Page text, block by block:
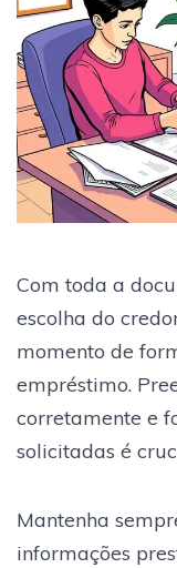
Com toda a
escolha do
momento de
empréstimo.
corretamente e
solicitadas é
Mantenha
informações